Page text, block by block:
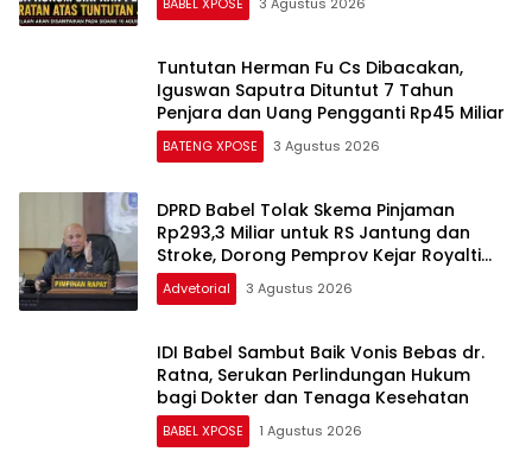
Tuntutan Herman Fu Cs Dibacakan,
Iguswan Saputra Dituntut 7 Tahun
Penjara dan Uang Pengganti Rp45 Miliar
BATENG XPOSE 3 Agustus 2026
DPRD Babel Tolak Skema Pinjaman
Rp293,3 Miliar untuk RS Jantung dan
Stroke, Dorong Pemprov Kejar Royalti
Timah
Advetorial 3 Agustus 2026
IDI Babel Sambut Baik Vonis Bebas dr.
Ratna, Serukan Perlindungan Hukum
bagi Dokter dan Tenaga Kesehatan
BABEL XPOSE 1 Agustus 2026